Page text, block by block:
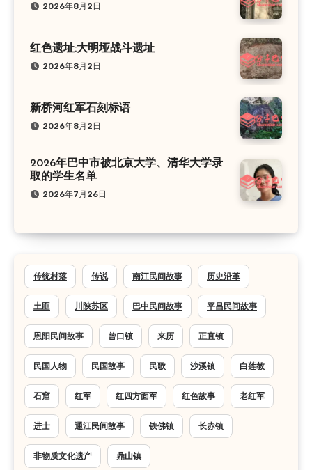
2026年8月2日
红色遗址:大明垭战斗遗址
2026年8月2日
新桥河红军石刻标语
2026年8月2日
2026年巴中市被北京大学、清华大学录
取的学生名单
2026年7月26日
传统村落 传说 南江民间故事 历史沿革
土匪 川陕苏区 巴中民间故事 平昌民间故事
恩阳民间故事 曾口镇 来历 正直镇
民国人物 民国故事 民歌 沙溪镇 白莲教
石窟 红军 红四方面军 红色故事 老红军
进士 通江民间故事 铁佛镇 长赤镇
非物质文化遗产 鼎山镇